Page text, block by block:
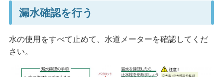
漏水確認を行う
水の使用をすべて止めて、水道メーターを確認してくだ
さい。